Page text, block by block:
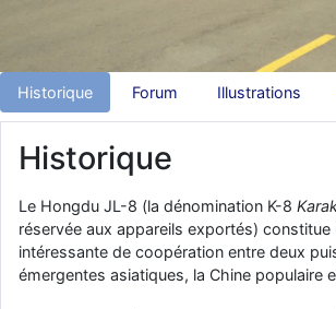
: Joyeux Noël à tous !
: mais tu peux tenter l'un des rares
comme le Prytanée dans la Sarthe, ça ne peut
d9pouces: C'est plutôt après le lycée, voire
yaellerigolow : bonjour a tous je suis un élève
le lycée pour s'orienter et pouvoir devenir
d9pouces: lesquels, par exemple ?
mahmoud: bonsoir, très instructif ce site .mais
Historique Forum Illustrations
Historique
Le Hongdu JL-8 (la dénomination K-8
réservée aux appareils exportés) constitue
intéressante de coopération entre deux
émergentes asiatiques, la Chine populaire